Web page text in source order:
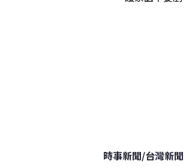
時事新聞/台灣新聞